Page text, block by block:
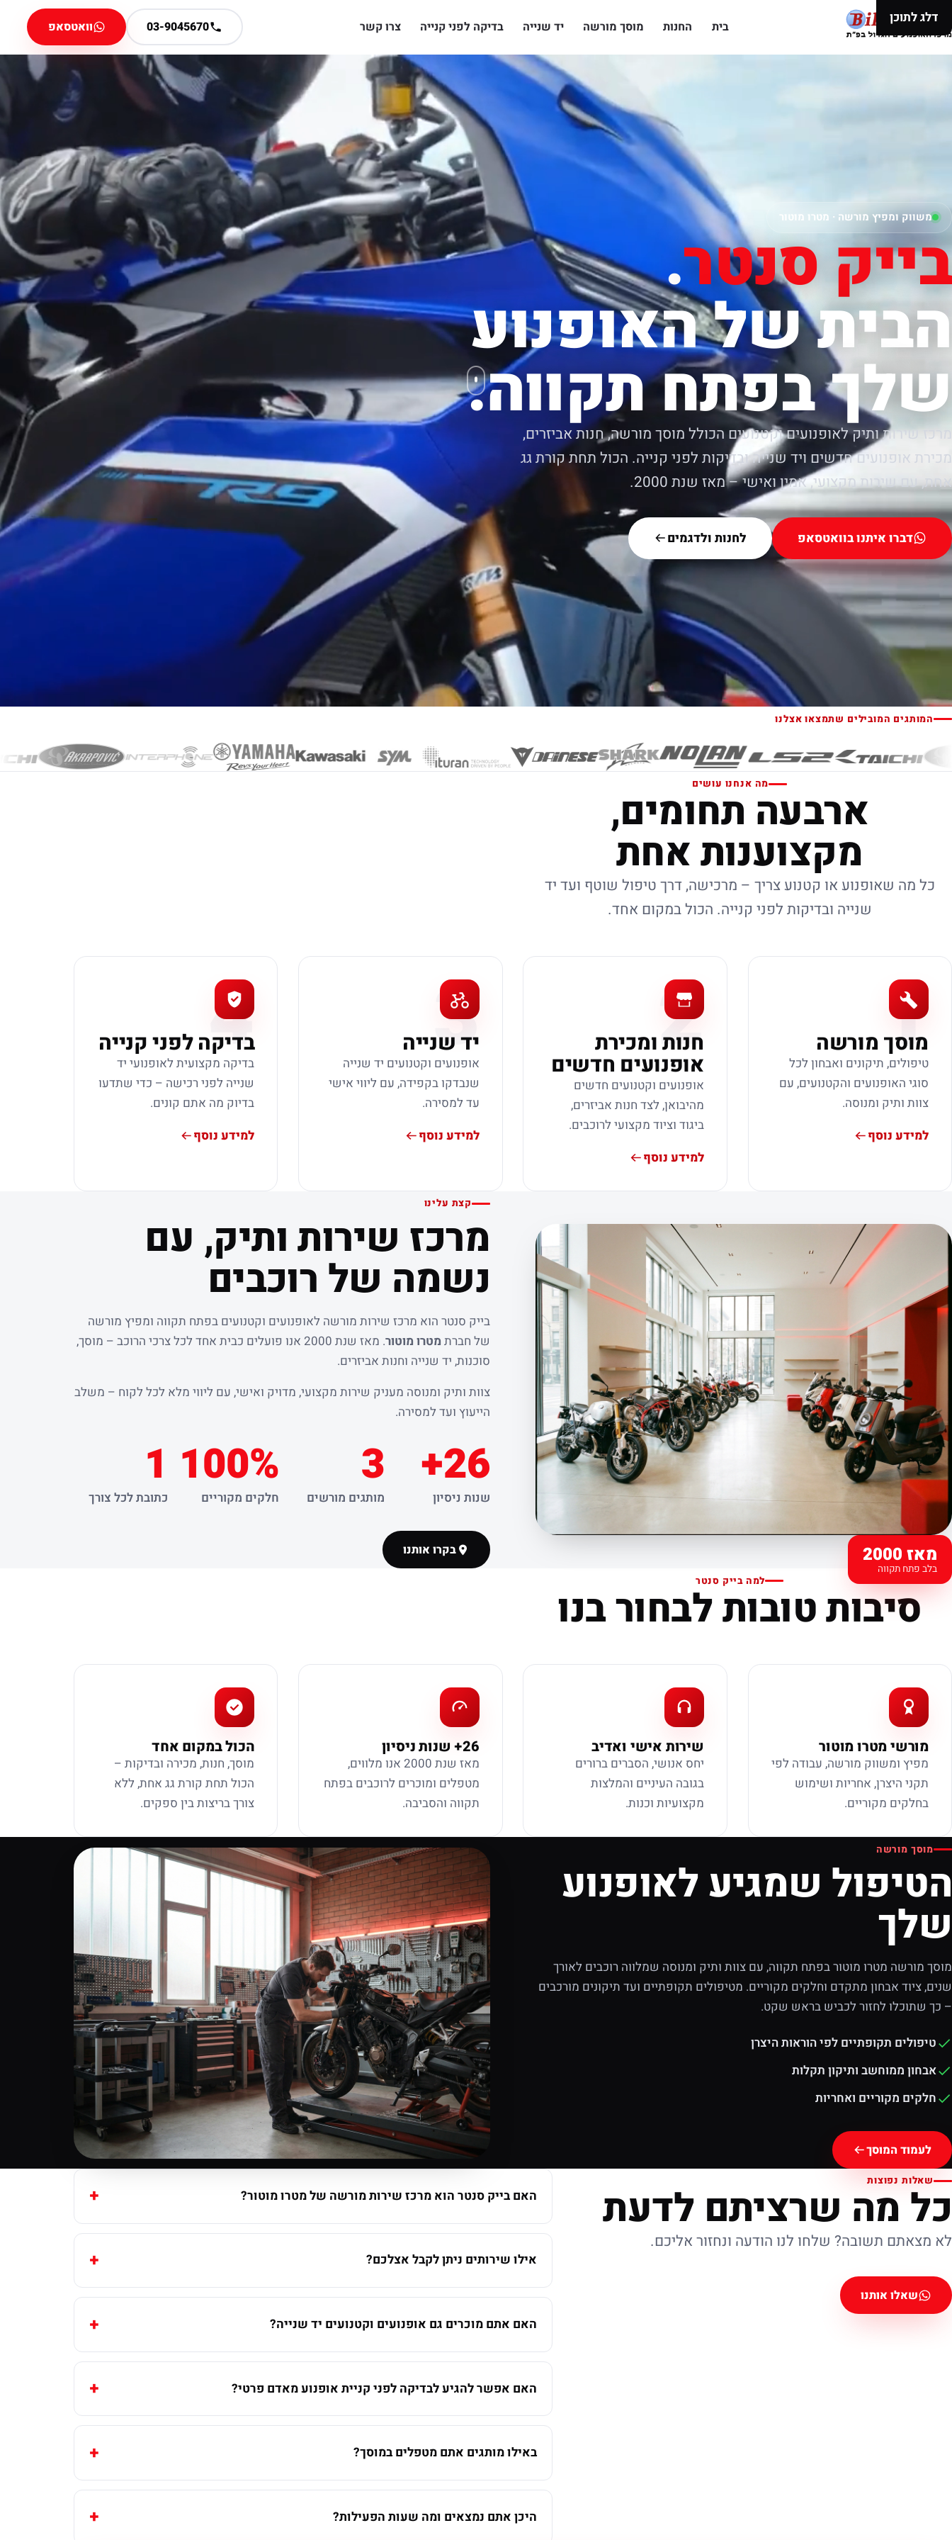
דלג לתוכן
בית החנות מוסך מורשה יד שנייה בדיקה לפני קנייה צרו קשר 03-9045670 וואטסאפ
משווק ומפיץ מורשה · מטרו מוטור
בייק סנטר.
הבית של האופנוע
שלך בפתח תקווה.
מרכז שירות ותיק לאופנועים וקטנועים הכולל מוסך מורשה, חנות אביזרים,
מכירת אופנועים חדשים ויד שנייה ובדיקות לפני קנייה. הכול תחת קורת גג
אחת, עם שירות מקצועי, אמין ואישי – מאז שנת 2000.
דברו איתנו בוואטסאפ לחנות ולדגמים
המותגים המובילים שתמצאו אצלנו
מה אנחנו עושים
ארבעה תחומים,
מקצוענות אחת
כל מה שאופנוע או קטנוע צריך – מרכישה, דרך טיפול שוטף ועד יד
שנייה ובדיקות לפני קנייה. הכול במקום אחד.
1
מוסך מורשה
טיפולים, תיקונים ואבחון לכל
סוגי האופנועים והקטנועים, עם
צוות ותיק ומנוסה.
למידע נוסף
2
חנות ומכירת
אופנועים חדשים
אופנועים וקטנועים חדשים
מהיבואן, לצד חנות אביזרים,
ביגוד וציוד מקצועי לרוכבים.
למידע נוסף
3
יד שנייה
אופנועים וקטנועים יד שנייה
שנבדקו בקפידה, עם ליווי אישי
עד למסירה.
למידע נוסף
4
בדיקה לפני קנייה
בדיקה מקצועית לאופנועי יד
שנייה לפני רכישה – כדי שתדעו
בדיוק מה אתם קונים.
למידע נוסף
מאז 2000
בלב פתח תקווה
קצת עלינו
מרכז שירות ותיק, עם
נשמה של רוכבים
בייק סנטר הוא מרכז שירות מורשה לאופנועים וקטנועים בפתח תקווה ומפיץ מורשה
של חברת מטרו מוטור
. מאז שנת 2000 אנו פועלים כבית אחד לכל צרכי הרוכב – מוסך,
סוכנות, יד שנייה וחנות אביזרים.
צוות ותיק ומנוסה מעניק שירות מקצועי, מדויק ואישי, עם ליווי מלא לכל לקוח – משלב
הייעוץ ועד למסירה.
26+
שנות ניסיון
3
מותגים מורשים
100%
חלקים מקוריים
1
כתובת לכל צורך
בקרו אותנו
למה בייק סנטר
סיבות טובות לבחור בנו
מורשי מטרו מוטור
מפיץ ומשווק מורשה, עבודה לפי
תקני היצרן, אחריות ושימוש
בחלקים מקוריים.
שירות אישי ואדיב
יחס אנושי, הסברים ברורים
בגובה העיניים והמלצות
מקצועיות וכנות.
26+ שנות ניסיון
מאז שנת 2000 אנו מלווים,
מטפלים ומוכרים לרוכבים בפתח
תקווה והסביבה.
הכול במקום אחד
מוסך, חנות, מכירה ובדיקות –
הכול תחת קורת גג אחת, ללא
צורך בריצות בין ספקים.
מוסך מורשה
הטיפול שמגיע לאופנוע
שלך
מוסך מורשה מטרו מוטור בפתח תקווה, עם צוות ותיק ומנוסה שמלווה רוכבים לאורך
שנים, ציוד אבחון מתקדם וחלקים מקוריים. מטיפולים תקופתיים ועד תיקונים מורכבים
– כך שתוכלו לחזור לכביש בראש שקט.
טיפולים תקופתיים לפי הוראות היצרן
אבחון ממוחשב ותיקון תקלות
חלקים מקוריים ואחריות
לעמוד המוסך
שאלות נפוצות
כל מה שרציתם לדעת
לא מצאתם תשובה? שלחו לנו הודעה ונחזור אליכם.
שאלו אותנו
האם בייק סנטר הוא מרכז שירות מורשה של מטרו מוטור?
אילו שירותים ניתן לקבל אצלכם?
האם אתם מוכרים גם אופנועים וקטנועים יד שנייה?
האם אפשר להגיע לבדיקה לפני קניית אופנוע מאדם פרטי?
באילו מותגים אתם מטפלים במוסך?
היכן אתם נמצאים ומה שעות הפעילות?